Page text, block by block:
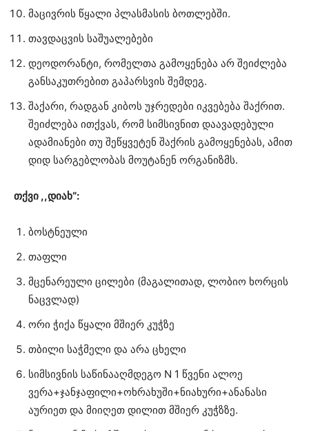
მაცივრის წყალი პლასმასის ბოთლებში.
თავდაცვის საშუალებები
დეოდორანტი, რომელთა გამოყენება არ შეიძლება
განსაკუთრებით გაპარსვის შემდეგ.
შაქარი, რადგან კიბოს უჯრედები იკვებება შაქრით.
შეიძლება ითქვას, რომ სიმსივნით დაავადებული
ადამიანები თუ შეწყვეტენ შაქრის გამოყენებას, ამით
დიდ სარგებლობას მოუტანენ ორგანიზმს.
თქვი ,,დიახ“:
ბოსტნეული
თაფლი
მცენარეული ცილები (მაგალითად, ლობიო ხორცის
ნაცვლად)
ორი ჭიქა წყალი მშიერ კუჭზე
თბილი საჭმელი და არა ცხელი
სიმსივნის საწინააღმდეგო N 1 წვენი ალოე
ვერა+ჯანჯაფილი+ოხრახუში+ნიახური+ანანასი
აურიეთ და მიიღეთ დილით მშიერ კუჭზზე.